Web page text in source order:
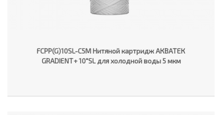
FCPP(G)10SL-C5M Нитяной картридж АКВАТЕК
GRADIENT+ 10"SL для холодной воды 5 мкм